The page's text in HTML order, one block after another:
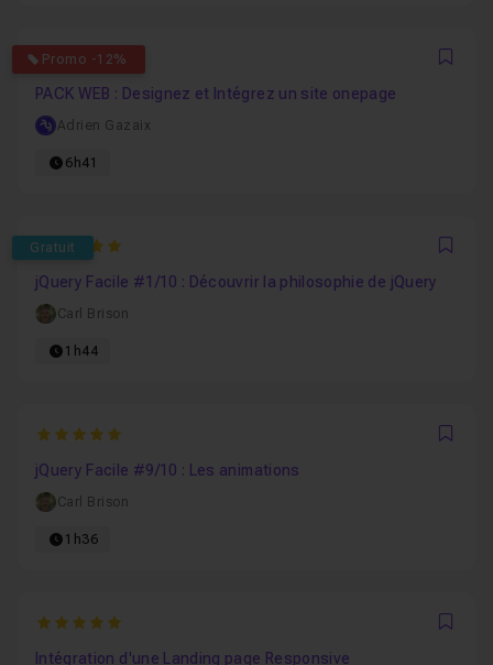
Promo -12%
4.3
PACK WEB : Designez et Intégrez un site onepage
Adrien Gazaix
6h41
Gratuit
5
jQuery Facile #1/10 : Découvrir la philosophie de jQuery
Carl Brison
1h44
5
jQuery Facile #9/10 : Les animations
Carl Brison
1h36
5
Intégration d'une Landing page Responsive